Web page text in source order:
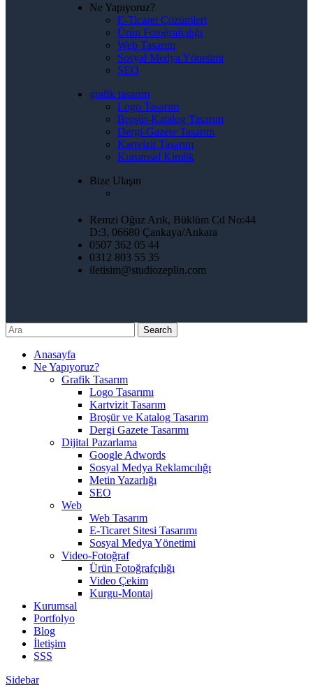
Ne Yapıyoruz?
E-Ticaret Çözümleri
Ürün Fotoğrafçılığı
Web Tasarım
Sosyal Medya Yönetimi
SEO
grafik tasarım
Logo Tasarım
Broşür-Katalog Tasarım
Dergi-Gazete Tasarım
Kartvizit Tasarım
Kurumsal Kimlik
Bize Ulaşın
Remzi Oğuz Arık, Büklüm Cd No:44
D:3, 06680 Çankaya/Ankara
0507 362 05 44
0312 803 55 35
iletisim@studiozeplin.com
Search
Anasayfa
Ne Yapıyoruz?
Grafik Tasarım
Logo Tasarımı
Kartvizit Tasarım
Broşür ve Katalog Tasarım
Dergi Gazete Tasarımı
Dijital Pazarlama
Google Adwords
Sosyal Medya Reklamcılığı
Metin Yazarlığı
SEO
Web
Web Tasarım
E-Ticaret Sitesi Tasarımı
Sosyal Medya Yönetimi
Video-Fotoğraf
Ürün Fotoğrafçılığı
Video Çekim
Kurgu-Montaj
Kurumsal
Portfolyo
Blog
İletişim
SSS
Sidebar